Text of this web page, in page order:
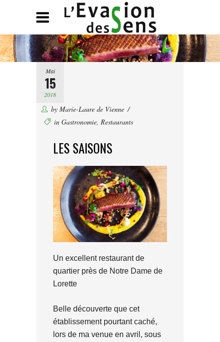
Mai
15
2018
by Marie-Laure de Vienne
in Gastronomie, Restaurants
LES SAISONS
Un excellent restaurant de
quartier près de Notre Dame de
Lorette
Belle découverte que cet
établissement pourtant caché,
lors de ma venue en avril, sous